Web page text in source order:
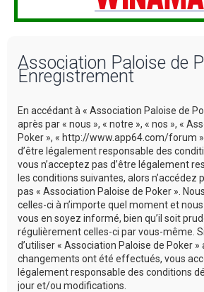
Association Paloise de
Enregistrement
En accédant à « Association Paloise de
après par « nous », « notre », « nos », «
Poker », « http://www.app64.com/forum
d’être légalement responsable des
vous n’acceptez pas d’être légalement
les conditions suivantes, alors n’accédez
pas « Association Paloise de Poker ».
celles-ci à n’importe quel moment et
vous en soyez informé, bien qu’il soit
régulièrement celles-ci par vous-même.
d’utiliser « Association Paloise de Poker »
changements ont été effectués, vous
légalement responsable des conditions
jour et/ou modifications.